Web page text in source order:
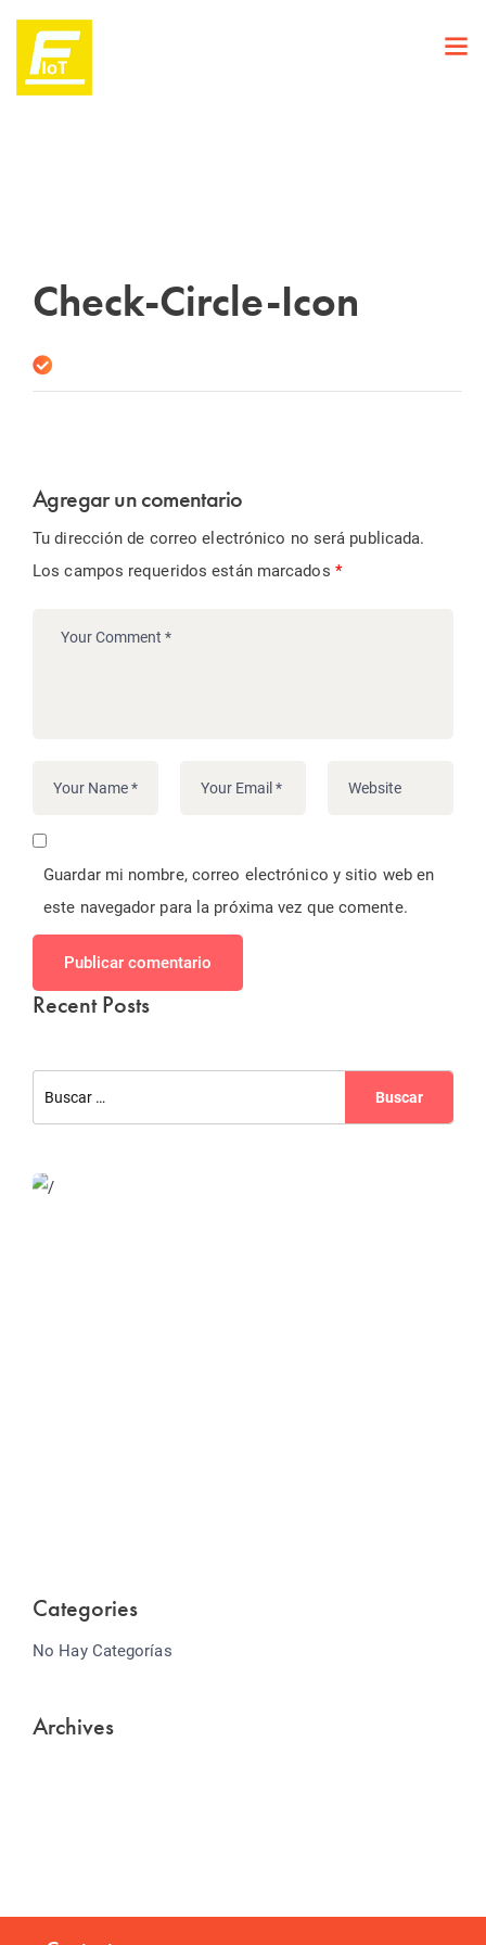
Check-Circle-Icon
Agregar un comentario
Tu dirección de correo electrónico no será publicada.
Los campos requeridos están marcados *
Guardar mi nombre, correo electrónico y sitio web en
este navegador para la próxima vez que comente.
Publicar comentario
Recent Posts
Categories
No Hay Categorías
Archives